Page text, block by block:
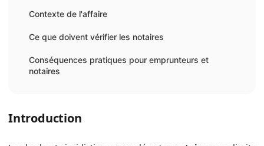
Contexte de l'affaire
Ce que doivent vérifier les notaires
Conséquences pratiques pour emprunteurs et
notaires
Introduction